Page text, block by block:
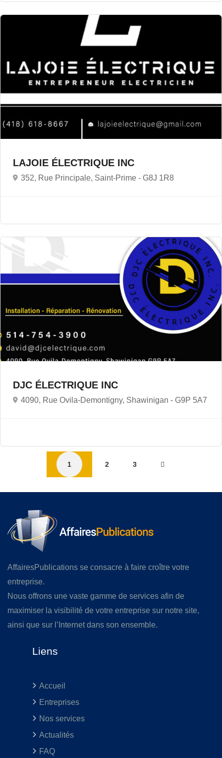
LAJOIE ÉLECTRIQUE INC
352, Rue Principale, Saint-Prime - G8J 1R8
DJC ÉLECTRIQUE INC
4090, Rue Ovila-Demontigny, Shawinigan - G9P 5A7
1 2 3
AffairesPublications se consacre à faire croître votre
entreprise.
Nous offrons une vaste gamme de services afin de
maximiser la visibilité de votre entreprise sur notre site,
ainsi que sur l’Internet dans son ensemble.
Liens
Accueil
Entreprises
Nos services
Actualités
FAQ